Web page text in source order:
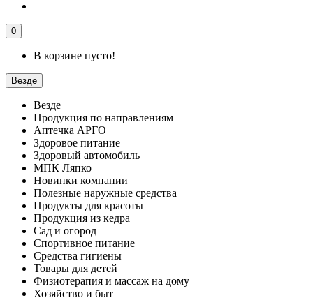
0
В корзине пусто!
Везде
Везде
Продукция по направлениям
Аптечка АРГО
Здоровое питание
Здоровый автомобиль
МПК Ляпко
Новинки компании
Полезные наружные средства
Продукты для красоты
Продукция из кедра
Сад и огород
Спортивное питание
Средства гигиены
Товары для детей
Физиотерапия и массаж на дому
Хозяйство и быт